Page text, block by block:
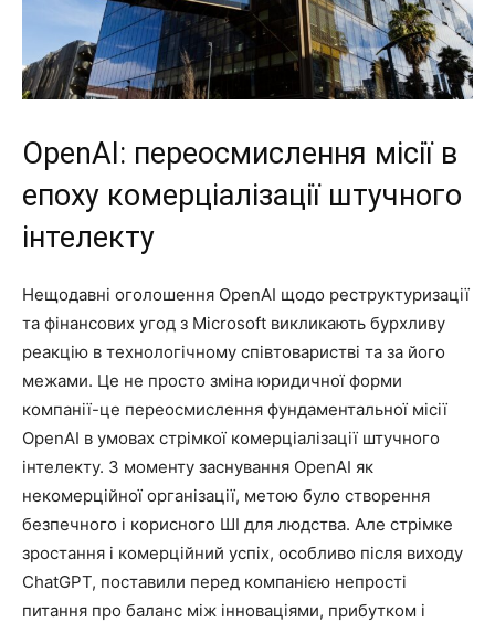
OpenAI: переосмислення місії в
епоху комерціалізації штучного
інтелекту
Нещодавні оголошення OpenAI щодо реструктуризації
та фінансових угод з Microsoft викликають бурхливу
реакцію в технологічному співтоваристві та за його
межами. Це не просто зміна юридичної форми
компанії-це переосмислення фундаментальної місії
OpenAI в умовах стрімкої комерціалізації штучного
інтелекту. З моменту заснування OpenAI як
некомерційної організації, метою було створення
безпечного і корисного ШІ для людства. Але стрімке
зростання і комерційний успіх, особливо після виходу
ChatGPT, поставили перед компанією непрості
питання про баланс між інноваціями, прибутком і